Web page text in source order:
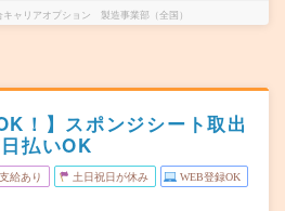
キャリアオプション 製造事業部（全国）
！】スポンジシート取出
払いOK
給あり 土日祝日が休み WEB登録OK